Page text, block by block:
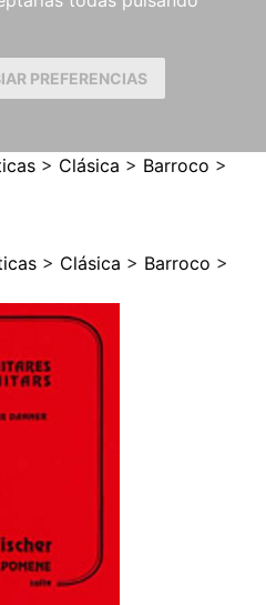
PREFERENCIAS
> Clásica > Barroco >
> Clásica > Barroco >